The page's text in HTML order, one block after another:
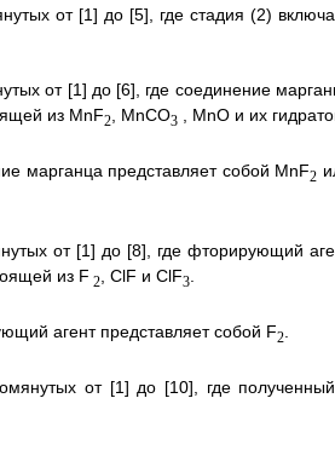
от [1] до [5], где стадия (2)
от [1] до [6], где соединение
из MnF2, MnCO3, MnO и их
марганца представляет собой MnF2
от [1] до [8], где фторирующий
из F 2, ClF и ClF3.
агент представляет собой F2.
от [1] до [10], где